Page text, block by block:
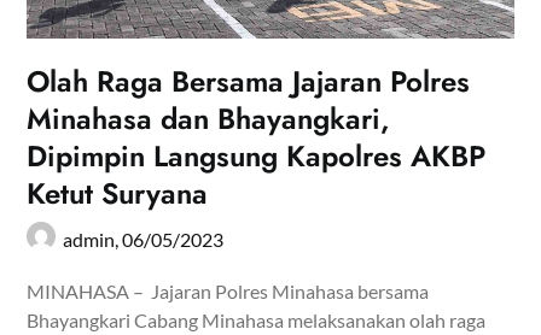
Olah Raga Bersama Jajaran Polres
Minahasa dan Bhayangkari,
Dipimpin Langsung Kapolres AKBP
Ketut Suryana
admin,06/05/2023
MINAHASA – Jajaran Polres Minahasa bersama
Bhayangkari Cabang Minahasa melaksanakan olah raga